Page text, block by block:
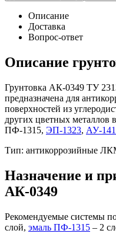
Описание
Доставка
Вопрос-ответ
Описание
Грунтовка АК-0349 ТУ
предназначена для
поверхностей из
других цветных металлов
ПФ-1315, ЭП-1323, АУ-
Тип: антикоррозийные
Назначение и
АК-0349
Рекомендуемые системы
слой, эмаль ПФ-1315 – 2